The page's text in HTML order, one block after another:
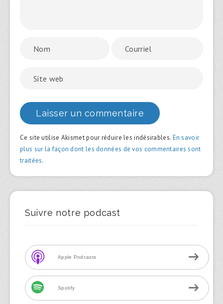
Ce site utilise Akismet pour réduire les indésirables. En savoir
plus sur la façon dont les données de vos commentaires sont
traitées.
Suivre notre podcast
Apple Podcasts
Spotify